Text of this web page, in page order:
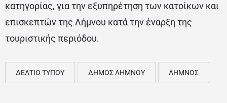
κατηγορίας, για την εξυπηρέτηση των κατοίκων και
επισκεπτών της Λήμνου κατά την έναρξη της
τουριστικής περιόδου.
ΔΕΛΤΙΟ ΤΥΠΟΥ ΔΗΜΟΣ ΛΗΜΝΟΥ ΛΗΜΝΟΣ